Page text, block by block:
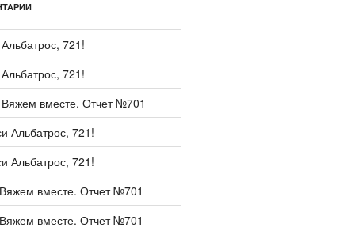
Альбатрос, 721!
Альбатрос, 721!
Вяжем вместе. Отчет №701
Альбатрос, 721!
Альбатрос, 721!
вместе. Отчет №701
вместе. Отчет №701